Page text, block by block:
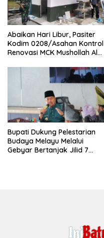
Abaikan Hari Libur, Pasiter
Kodim 0208/Asahan Kontrol
Renovasi MCK Mushollah Al
Bupati Dukung Pelestarian
Budaya Melayu Melalui
Gebyar Bertanjak Jilid 7